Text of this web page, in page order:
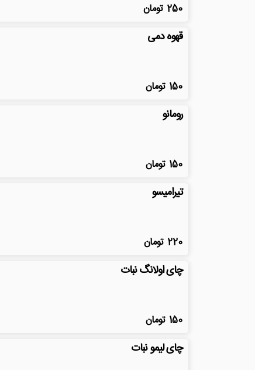
250 تومان
قهوه دمی
150 تومان
رومانو
150 تومان
تیرامیسو
220 تومان
چای اولانگ نبات
150 تومان
چای لیمو نبات